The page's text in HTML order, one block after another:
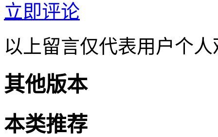
立即评论
以上留言仅代表用户个
其他版本
本类推荐